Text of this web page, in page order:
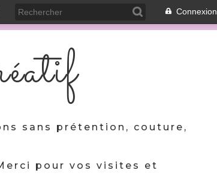
Connexion
sans prétention, couture,
pour vos visites et